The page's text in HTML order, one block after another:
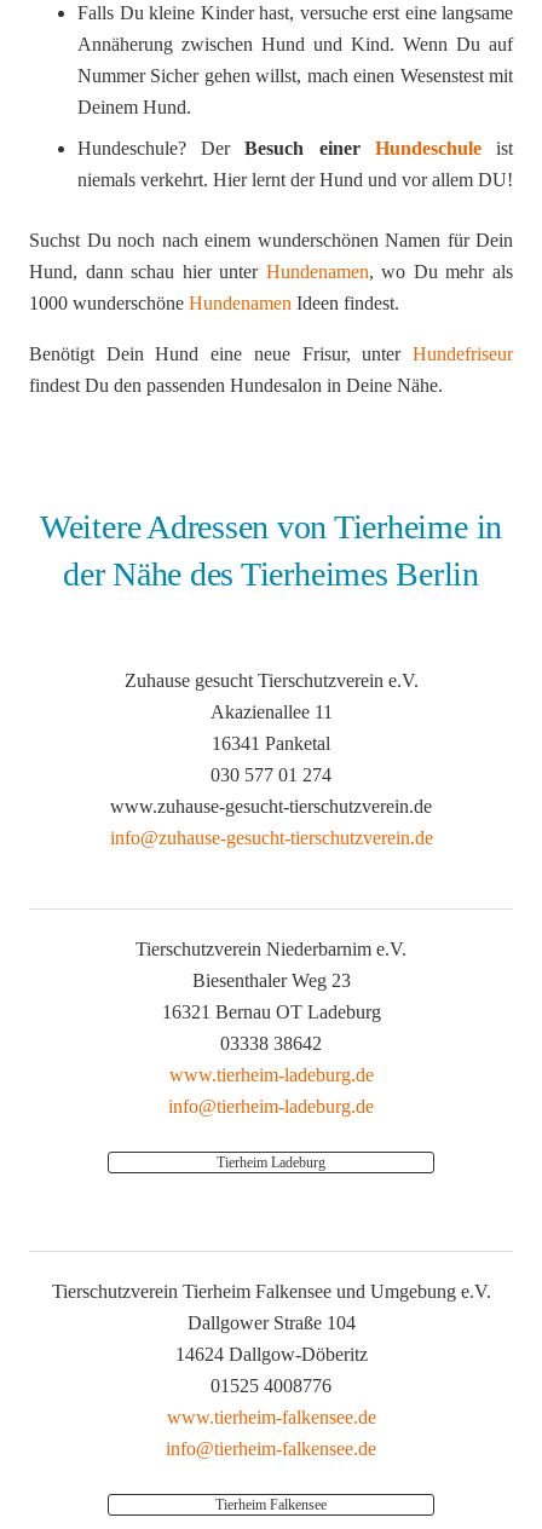
Falls Du kleine Kinder hast, versuche erst eine langsame
Annäherung zwischen Hund und Kind. Wenn Du auf
Nummer Sicher gehen willst, mach einen Wesenstest mit
Deinem Hund.
Hundeschule? DerBesuch einer Hundeschule
ist
niemals verkehrt. Hier lernt der Hund und vor allem DU!
Suchst Du noch nach einem wunderschönen Namen für Dein
Hund, dann schau hier unter Hundenamen, wo Du mehr als
1000 wunderschöne Hundenamen Ideen findest.
Benötigt Dein Hund eine neue Frisur, unter Hundefriseur
findest Du den passenden Hundesalon in Deine Nähe.
Weitere Adressen von Tierheime in
der Nähe des Tierheimes Berlin
Zuhause gesucht Tierschutzverein e.V.
Akazienallee 11
16341 Panketal
030 577 01 274
www.zuhause-gesucht-tierschutzverein.de
info@zuhause-gesucht-tierschutzverein.de
Tierschutzverein Niederbarnim e.V.
Biesenthaler Weg 23
16321 Bernau OT Ladeburg
03338 38642
www.tierheim-ladeburg.de
info@tierheim-ladeburg.de
Tierheim Ladeburg
Tierschutzverein Tierheim Falkensee und Umgebung e.V.
Dallgower Straße 104
14624 Dallgow-Döberitz
01525 4008776
www.tierheim-falkensee.de
info@tierheim-falkensee.de
Tierheim Falkensee